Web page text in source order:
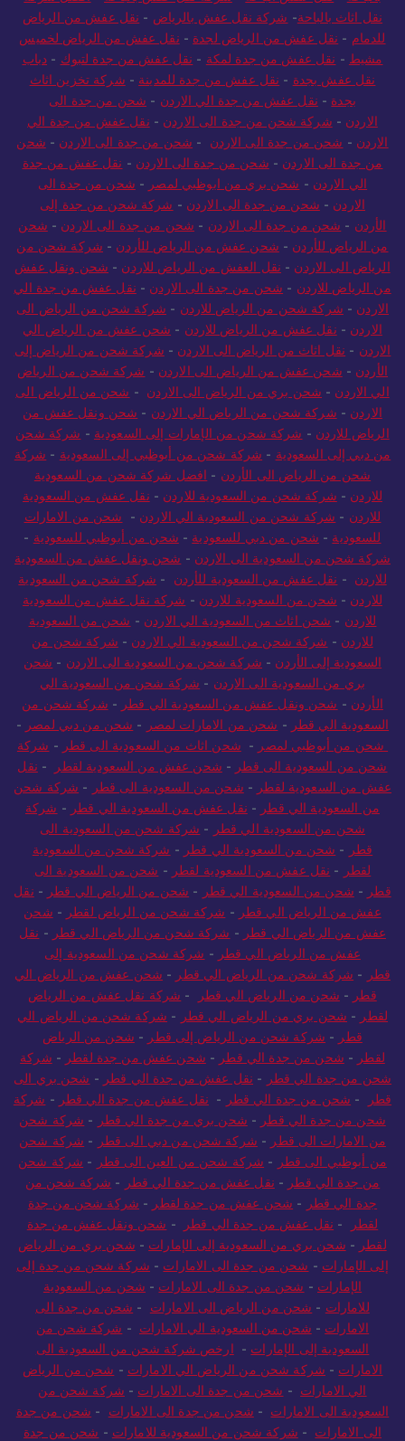
نقل اثاث بالباحة- شركة نقل عفش بالرياض - نقل عفش من الرياض
للدمام - نقل عفش من الرياض لجدة - نقل عفش من الرياض لخميس
مشيط - نقل عفش من جدة لمكة - نقل عفش من جدة لتبوك - دباب
نقل عفش بجدة - نقل عفش من جدة للمدينة - شركة تخزين اثاث
بجدة - نقل عفش من جدة الي الاردن - شحن من جدة الى
الاردن - شركة شحن من جدة الى الاردن - نقل عفش من جدة الي
الاردن - شحن من جدة الى الاردن - شحن من جدة الى الاردن - شحن
من جدة الى الاردن - شحن من جدة الى الاردن - نقل عفش من جدة
الي الاردن - شحن بري من ابوظبي لمصر - شحن من جدة الى
الاردن - شحن من جدة الى الاردن - شركة شحن من جدة إلى
الأردن - شحن من جدة الى الاردن - شحن من جدة الى الاردن - شحن
من الرياض للأردن - شحن عفش من الرياض للأردن - شركة شحن من
الرياض الى الاردن - نقل العفش من الرياض للاردن - شحن ونقل عفش
من الرياض للاردن - شحن من جدة الى الاردن - نقل عفش من جدة الي
الاردن - شركة شحن من الرياض للاردن - شركة شحن من الرياض الى
الاردن - نقل عفش من الرياض للاردن - شحن عفش من الرياض الي
الاردن - نقل اثاث من الرياض الى الاردن - شركة شحن من الرياض إلى
الأردن - شحن عفش من الرياض الى الاردن - شركة شحن من الرياض
الي الاردن - شحن بري من الرياض الى الاردن - شحن من الرياض الى
الاردن - شركة شحن من الرياض الي الاردن - شحن ونقل عفش من
الرياض للاردن - شركة شحن من الإمارات إلى السعودية - شركة شحن
من دبي إلى السعودية - شركة شحن من أبوظبي إلى السعودية - شركة
شحن من الرياض الى الأردن - افضل شركة شحن من السعودية
للاردن - شركة شحن من السعودية للاردن - نقل عفش من السعودية
للاردن - شركة شحن من السعودية الي الاردن - شحن من الامارات
للسعودية - شحن من دبي للسعودية - شحن من أبوظبي للسعودية -
شركة شحن من السعودية الى الاردن - شحن ونقل عفش من السعودية
للاردن - نقل عفش من السعودية للأردن - شركة شحن من السعودية
للاردن - شحن من السعودية للاردن - شركة نقل عفش من السعودية
للاردن - شحن اثاث من السعودية الي الاردن - شحن من السعودية
للاردن - شركة شحن من السعودية الي الاردن - شركة شحن من
السعودية إلى الأردن - شركة شحن من السعودية الى الاردن - شحن
بري من السعودية الى الاردن - شركة شحن من السعودية الي
الأردن - شحن ونقل عفش من السعودية الي قطر - شركة شحن من
السعودية الي قطر - شحن من الامارات لمصر - شحن من دبي لمصر -
شحن من أبوظبي لمصر - شحن اثاث من السعودية الى قطر - شركة
شحن من السعودية الى قطر - شحن عفش من السعودية لقطر - نقل
عفش من السعودية لقطر - شحن من السعودية الى قطر - شركة شحن
من السعودية الي قطر - نقل عفش من السعودية الي قطر - شركة
شحن من السعودية الي قطر - شركة شحن من السعودية الى
قطر - شحن من السعودية الي قطر - شركة شحن من السعودية
لقطر - نقل عفش من السعودية لقطر - شحن من السعودية الى
قطر - شحن من السعودية الي قطر - شحن من الرياض الي قطر - نقل
عفش من الرياض الي قطر - شركة شحن من الرياض لقطر - شحن
عفش من الرياض الي قطر - شركة شحن من الرياض الي قطر - نقل
عفش من الرياض الي قطر - شركة شحن من السعودية إلى
قطر - شركة شحن من الرياض الي قطر - شحن عفش من الرياض الي
قطر - شحن من الرياض الي قطر - شركة نقل عفش من الرياض
لقطر - شحن بري من الرياض الي قطر - شركة شحن من الرياض الي
قطر - شركة شحن من الرياض إلى قطر - شحن من الرياض
لقطر - شحن من جدة الي قطر - شحن عفش من جدة لقطر - شركة
شحن من جدة الي قطر - نقل عفش من جدة الي قطر - شحن بري الى
قطر
- شحن من جدة الي قطر - نقل عفش من جدة الي قطر - شركة
شحن من جدة الي قطر - شحن بري من جدة الي قطر - شركة شحن
من الامارات الى قطر - شركة شحن من دبي الى قطر - شركة شحن
من أبوظبي الى قطر - شركة شحن من العين الى قطر - شركة شحن
من جدة الي قطر - نقل عفش من جدة الي قطر - شركة شحن من
جدة الي قطر - شحن عفش من جدة لقطر - شركة شحن من جدة
لقطر
- نقل عفش من جدة الي قطر - شحن ونقل عفش من جدة
لقطر - شحن بري من السعودية إلى الإمارات - شحن بري من الرياض
إلى الإمارات - شحن من جدة الى الامارات - شركة شحن من جدة إلى
الإمارات - شحن من جدة الى الامارات - شحن من السعودية
للامارات - شحن من الرياض الى الامارات - شحن من جدة الى
الامارات - شحن من السعودية الي الامارات - شركة شحن من
السعودية إلى الإمارات - ارخص شركة شحن من السعودية الى
الامارات - شركة شحن من الرياض الي الامارات - شحن من الرياض
الي الامارات - شحن من جدة الى الامارات - شركة شحن من
السعودية الى الامارات - شحن من جدة الى الامارات - شحن من جدة
الى الامارات - شركة شحن من السعودية للامارات - شحن من جدة